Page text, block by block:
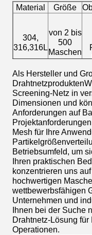
Material Größe
304,
316,316L
von 2 bis
500
Maschen
Als Hersteller und
Screening-Netz in
Dimensionen und
Anforderungen auf
Mesh für Ihre
Betriebsumfeld, um
Ihren praktischen
konzentrieren uns
hochwertigen
wettbewerbsfähigen
Unternehmen und
Ihnen bei der Suche
Drahtnetz-Lösung
Operationen.